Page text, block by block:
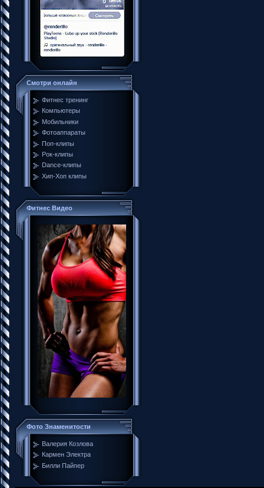
Смотри онлайн
Фитнес тренинг
Компьютеры
Мобильники
Фотоаппараты
Поп-клипы
Рок-клипы
Dance-клипы
Хип-Хоп клипы
Фитнес Видео
Фото Знаменитости
Валерия Козлова
Кармен Электра
Билли Пайпер